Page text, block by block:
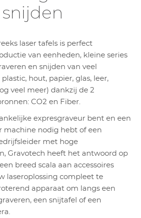
snijden
laser tafels is perfect
van eenheden, kleine series
en snijden van veel
hout, papier, glas, leer,
veel meer) dankzij de 2
CO2 en Fiber.
expresgraveur bent en een
machine nodig hebt of een
met hoge
Gravotech heeft het antwoord op
breed scala aan accessoires
laseroplossing compleet te
apparaat om langs een
een snijtafel of een